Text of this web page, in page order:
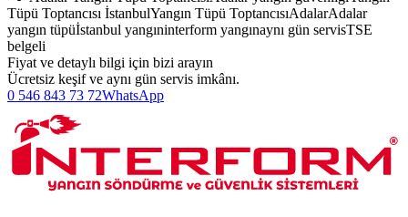
Tüpü Toptancısı İstanbulYangın Tüpü ToptancısıAdalarAdalar
yangın tüpüİstanbul yangıninterform yangınaynı gün servisTSE
belgeli
Fiyat ve detaylı bilgi için bizi arayın
Ücretsiz keşif ve aynı gün servis imkânı.
0 546 843 73 72WhatsApp